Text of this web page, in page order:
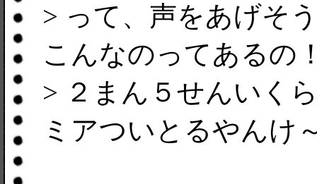
> って、声をあげそ
こんなのってあるの
> ２まん５せんいく
ミアついとるやんけ